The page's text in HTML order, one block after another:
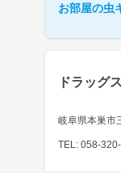
お部屋の虫
ドラッグ
岐阜県本巣市
TEL: 058-